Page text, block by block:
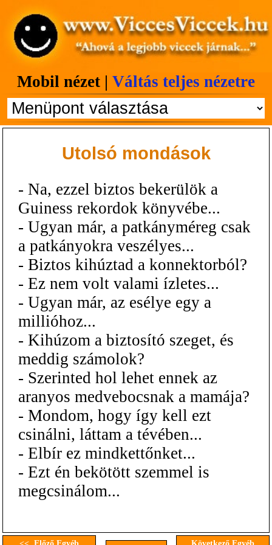
Mobil nézet | Váltás teljes nézetre
Utolsó mondások
- Na, ezzel biztos bekerülök a
Guiness rekordok könyvébe...
- Ugyan már, a patkányméreg csak
a patkányokra veszélyes...
- Biztos kihúztad a konnektorból?
- Ez nem volt valami ízletes...
- Ugyan már, az esélye egy a
millióhoz...
- Kihúzom a biztosító szeget, és
meddig számolok?
- Szerinted hol lehet ennek az
aranyos medvebocsnak a mamája?
- Mondom, hogy így kell ezt
csinálni, láttam a tévében...
- Elbír ez mindkettőnket...
- Ezt én bekötött szemmel is
megcsinálom...